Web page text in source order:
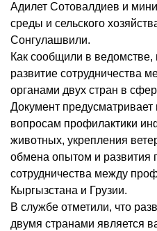
Адилет Сотовалдиев и
среды и сельского
Сонгулашвили.
Как сообщили в
развитие сотрудничества
органами двух стран в
Документ
вопросам профилактики
животных, укрепления
обмена опытом и развития
сотрудничества между
Кыргызстана и Грузии.
В службе отметили, что
двумя странами является